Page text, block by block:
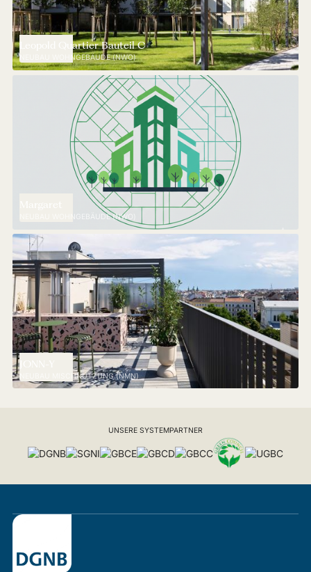
Leopold Quartier Bauteil C
NEUBAU WOHNGEBÄUDE (NWO)
NEUBAU WOHNGEBÄUDE (NWO)
NEUBAU MISCHNUTZUNG (NMN)
UNSERE SYSTEMPARTNER